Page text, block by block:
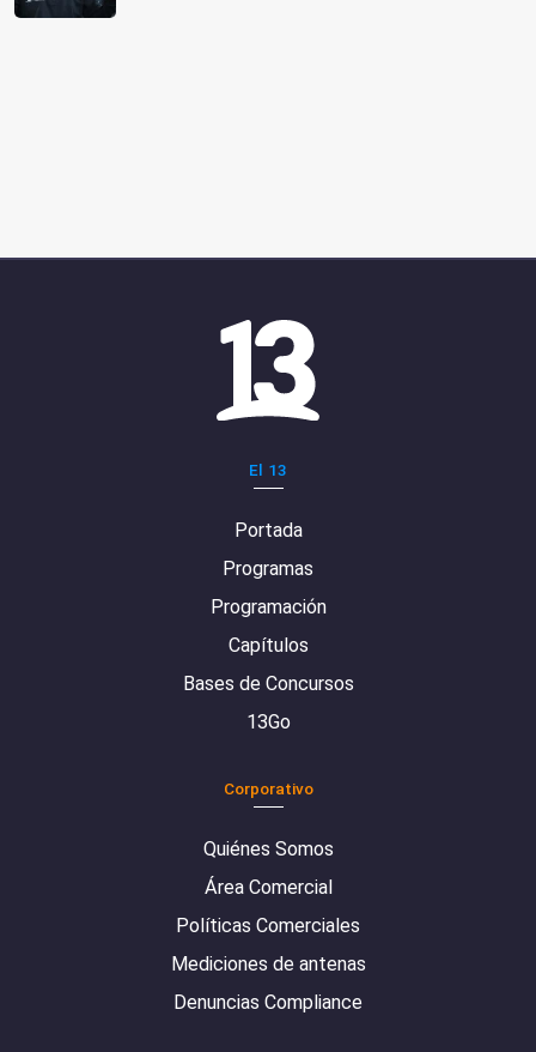
El 13
Portada
Programas
Programación
Capítulos
Bases de Concursos
13Go
Corporativo
Quiénes Somos
Área Comercial
Políticas Comerciales
Mediciones de antenas
Denuncias Compliance